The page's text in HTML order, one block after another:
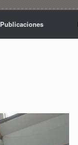
Publicaciones